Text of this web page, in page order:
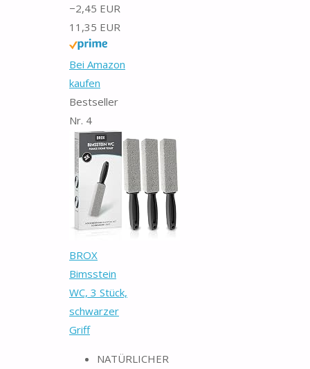
−2,45 EUR
11,35 EUR
Bei Amazon
kaufen
Bestseller
Nr. 4
BROX
Bimsstein
WC, 3 Stück,
schwarzer
Griff
NATÜRLICHER